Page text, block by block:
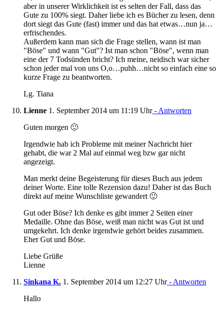
aber in unserer Wirklichkeit ist es selten der Fall, dass das
Gute zu 100% siegt. Daher liebe ich es Bücher zu lesen, denn
dort siegt das Gute (fast) immer und das hat etwas…nun ja…
erfrischendes.
Außerdem kann man sich die Frage stellen, wann ist man
"Böse" und wann "Gut"? Ist man schon "Böse", wenn man
eine der 7 Todsünden bricht? Ich meine, neidisch war sicher
schon jeder mal von uns O,o…puhh…nicht so einfach eine so
kurze Frage zu beantworten.
Lg. Tiana
Lienne 1. September 2014 um 11:19 Uhr- Antworten
Guten morgen 🙂
Irgendwie hab ich Probleme mit meiner Nachricht hier
gehabt, die war 2 Mal auf einmal weg bzw gar nicht
angezeigt.
Man merkt deine Begeisterung für dieses Buch aus jedem
deiner Worte. Eine tolle Rezension dazu! Daher ist das Buch
direkt auf meine Wunschliste gewandert 🙂
Gut oder Böse? Ich denke es gibt immer 2 Seiten einer
Medaille. Ohne das Böse, weiß man nicht was Gut ist und
umgekehrt. Ich denke irgendwie gehört beides zusammen.
Eher Gut und Böse.
Liebe Grüße
Lienne
Sinkana K. 1. September 2014 um 12:27 Uhr- Antworten
Hallo